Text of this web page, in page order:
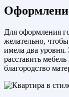
Для оформления
желательно,
имела два уровня.
расставить
благородство